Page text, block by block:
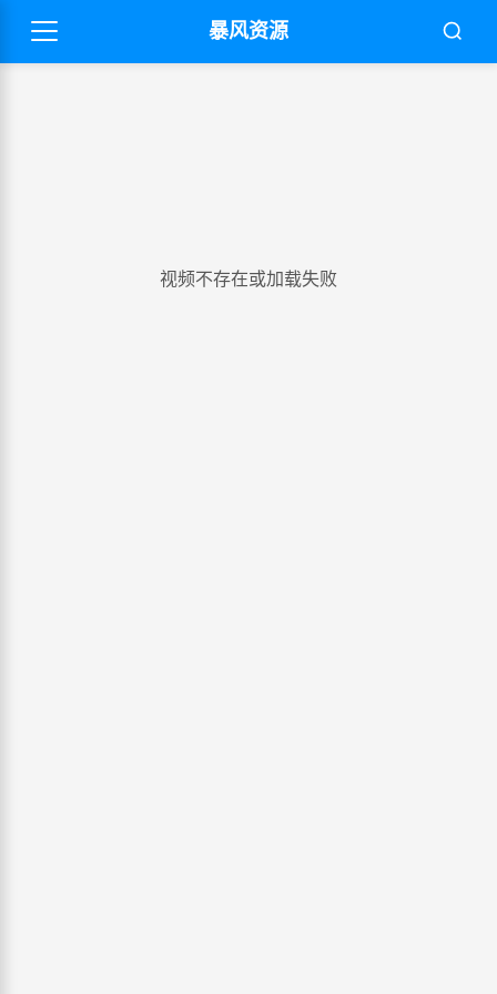
暴风资源
视频不存在或加载失败